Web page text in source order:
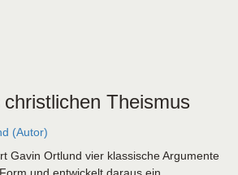
Geistliches Leben
Sonstiges Theismus
(Autor)
Gavin Ortlund vier klassische Argumente